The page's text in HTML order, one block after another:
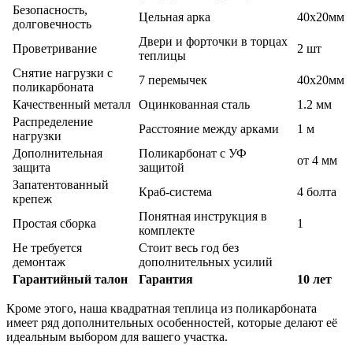
Безопасность,
долговечность
Цельная арка 40х20мм
Проветривание
Двери и форточки в торцах
теплицы
2 шт
Снятие нагрузки с
поликарбоната
7 перемычек
40х20мм
Качественный металл Оцинкованная сталь
1.2 мм
Распределение
нагрузки
Расстояние между арками
1 м
Дополнительная
защита
Поликарбонат с УФ
защитой
от 4 мм
Запатентованный
крепеж
Краб-система 4 болта
Простая сборка
Понятная инструкция в
комплекте
1
Не требуется
демонтаж
Стоит весь год без
дополнительных усилий
Гарантийный талон
Гарантия 10 лет
Кроме этого, наша квадратная теплица из поликарбоната
имеет ряд дополнительных особенностей, которые делают её
идеальным выбором для вашего участка.